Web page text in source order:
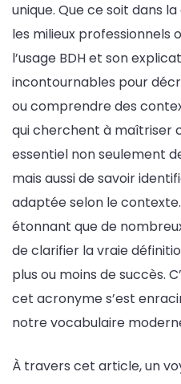
unique. Que ce soit dans
les milieux professionnels
l’usage BDH et son
incontournables pour
ou comprendre des
qui cherchent à maîtriser
essentiel non seulement
mais aussi de savoir
adaptée selon le
étonnant que de
de clarifier la vraie
plus ou moins de succès.
cet acronyme s’est
notre vocabulaire
À travers cet article, un